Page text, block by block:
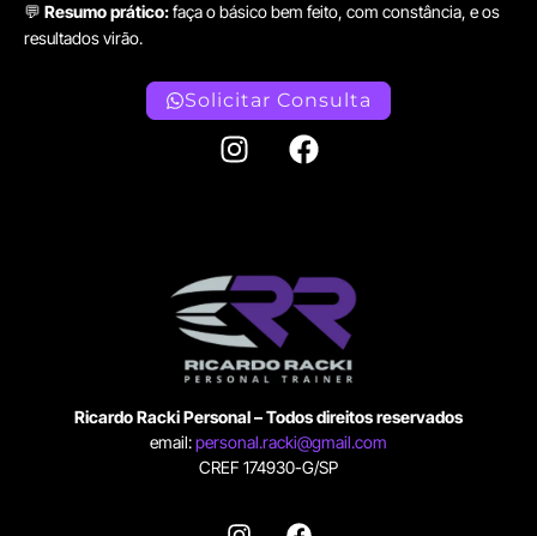
💬 Resumo prático:faça o básico bem feito, com constância, e os
resultados virão.
Solicitar Consulta
Ricardo Racki Personal – Todos direitos reservados
email:personal.racki@gmail.com
CREF 174930-G/SP